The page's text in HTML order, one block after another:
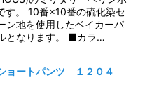
す。 10番×10番の硫化染セ
ン地を使用したベイカーパ
となります。 ■カラ…
ョートパンツ １２０４